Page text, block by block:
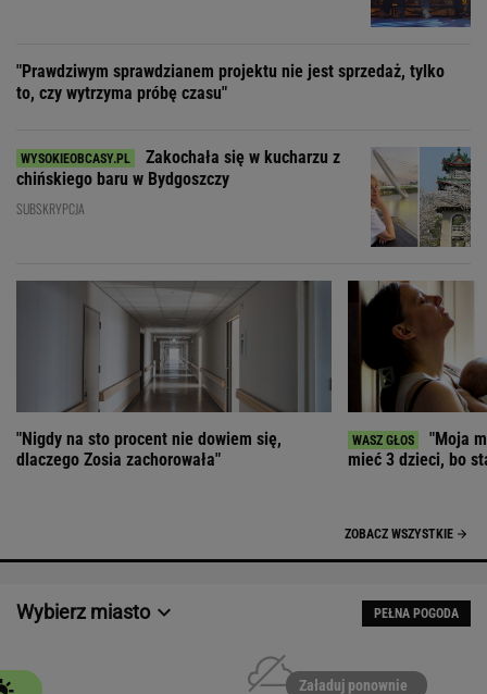
"Prawdziwym sprawdzianem projektu nie jest sprzedaż, tylko
to, czy wytrzyma próbę czasu"
Zakochała się w kucharzu z
chińskiego baru w Bydgoszczy
SUBSKRYPCJA
"Nigdy na sto procent nie dowiem się,
dlaczego Zosia zachorowała"
"Moja
mieć 3 dzieci, bo
ZOBACZ WSZYSTKIE
Wybierz miasto PEŁNA POGODA
Załaduj ponownie